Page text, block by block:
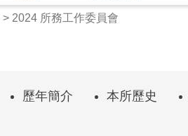
2024 所務工作委員會
歷年簡介 本所歷史